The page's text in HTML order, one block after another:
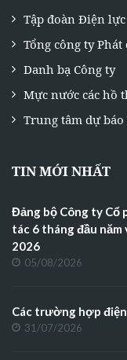
Tập đoàn Điện
Tổng công ty Phát
Danh bạ Công ty
Mực nước các hồ
Trung tâm dự
TIN MỚI NHẤT
Đảng bộ Công ty Cổ
tác 6 tháng đầu năm
2026
05/08/2026
Các trường hợp
31/07/2026